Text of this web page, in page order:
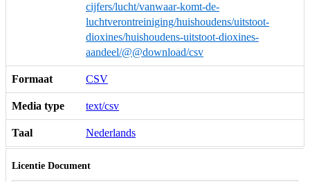
cijfers/lucht/vanwaar-komt-de-
luchtverontreiniging/huishoudens/uitstoot-
dioxines/huishoudens-uitstoot-dioxines-
aandeel/@@download/csv
Formaat CSV
Media type text/csv
Taal Nederlands
Licentie Document